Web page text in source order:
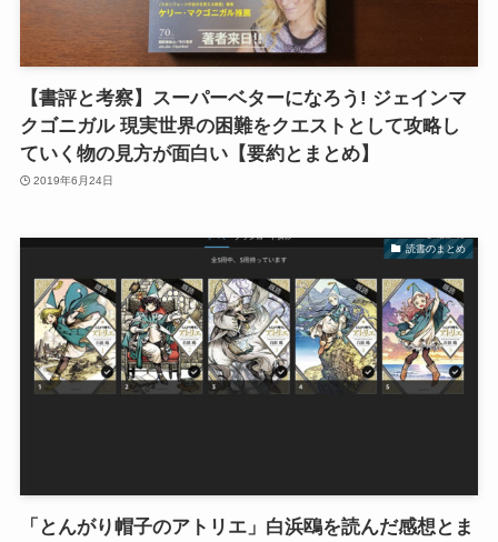
【書評と考察】スーパーベターになろう! ジェインマ
クゴニガル 現実世界の困難をクエストとして攻略し
ていく物の見方が面白い【要約とまとめ】
2019年6月24日
読書のまとめ
「とんがり帽子のアトリエ」白浜鴎を読んだ感想とま